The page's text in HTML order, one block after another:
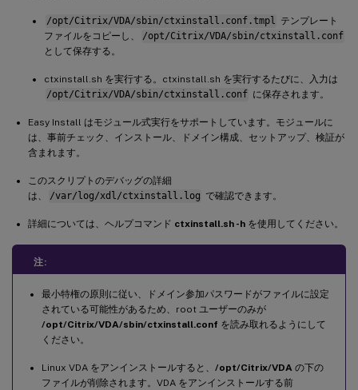
/opt/Citrix/VDA/sbin/ctxinstall.conf.tmpl テンプレート
ファイルをコピーし、
/opt/Citrix/VDA/sbin/ctxinstall.conf
として保存する。
ctxinstall.sh を実行する。ctxinstall.sh を実行するたびに、入力は
/opt/Citrix/VDA/sbin/ctxinstall.conf に保存されます。
Easy Install はモジュール式実行をサポートしています。モジュールに
は、事前チェック、インストール、ドメイン構成、セットアップ、検証が
含まれます。
このスクリプトのデバッグの詳細
は、
/var/log/xdl/ctxinstall.log で確認できます。
詳細については、ヘルプコマンド ctxinstall.sh -h を使用してください。
注:
最小特権の原則に従い、ドメイン参加パスワードがファイルに設定
されている可能性があるため、root ユーザーのみが
/opt/Citrix/VDA/sbin/ctxinstall.conf を読み取れるようにして
ください。
Linux VDA をアンインストールすると、 /opt/Citrix/VDA の下の
ファイルが削除されます。VDA をアンインストールする前